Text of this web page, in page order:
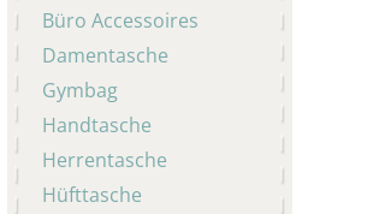
Büro Accessoires
Damentasche
Gymbag
Handtasche
Herrentasche
Hüfttasche